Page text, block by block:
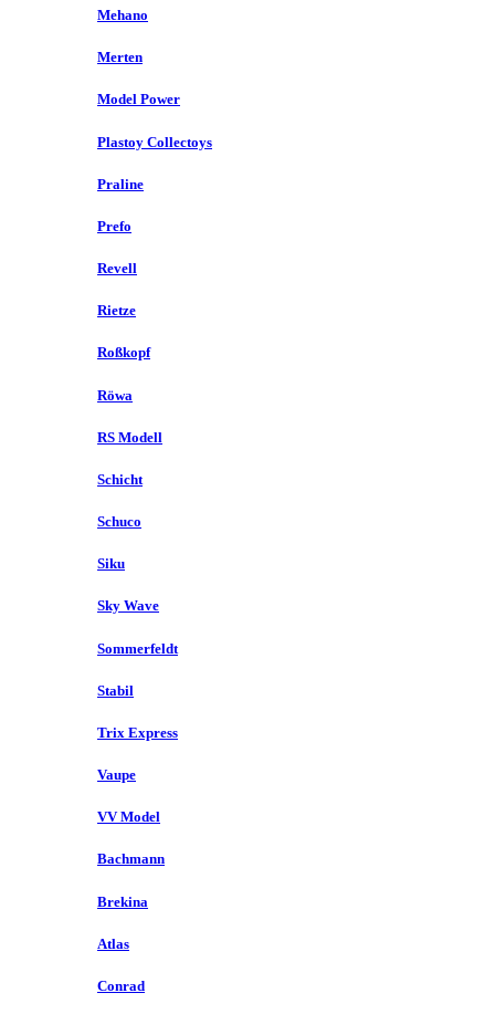
Mehano
Merten
Model Power
Plastoy Collectoys
Praline
Prefo
Revell
Rietze
Roßkopf
Röwa
RS Modell
Schicht
Schuco
Siku
Sky Wave
Sommerfeldt
Stabil
Trix Express
Vaupe
VV Model
Bachmann
Brekina
Atlas
Conrad